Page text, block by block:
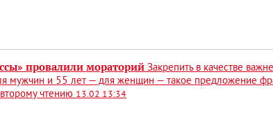
провалили мораторий Закрепить в качестве
мужчин и 55 лет — для женщин — такое предложение
чтению 13.02 13:34